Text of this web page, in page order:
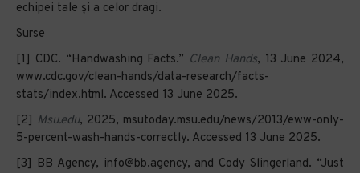
echipei tale și a celor dragi.
Surse
[1] CDC. “Handwashing Facts.” Clean Hands, 13 June 2024,
www.cdc.gov/clean-hands/data-research/facts-
stats/index.html. Accessed 13 June 2025.
[2] Msu.edu, 2025, msutoday.msu.edu/news/2013/eww-only-
5-percent-wash-hands-correctly. Accessed 13 June 2025.
[3] BB Agency, info@bb.agency, and Cody Slingerland. “Just